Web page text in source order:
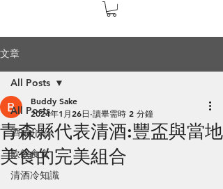
文章
All Posts
酒藏介紹
飲飲食食
清酒冷知識
All Posts
青森縣代表清酒:豐盃與當地
美食的完美組合
Buddy Sake
2024年1月26日 讀畢需時 2 分鐘